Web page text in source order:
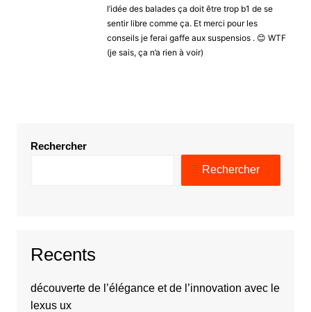
l’idée des balades ça doit être trop b1 de se
sentir libre comme ça. Et merci pour les
conseils je ferai gaffe aux suspensios . 😊 WTF
(je sais, ça n’a rien à voir)
Rechercher
Rechercher
Recents
découverte de l’élégance et de l’innovation avec le
lexus ux